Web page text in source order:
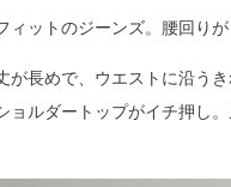
ットのジーンズ。腰回り
長めで、ウエストに沿う
ョルダートップがイチ押し